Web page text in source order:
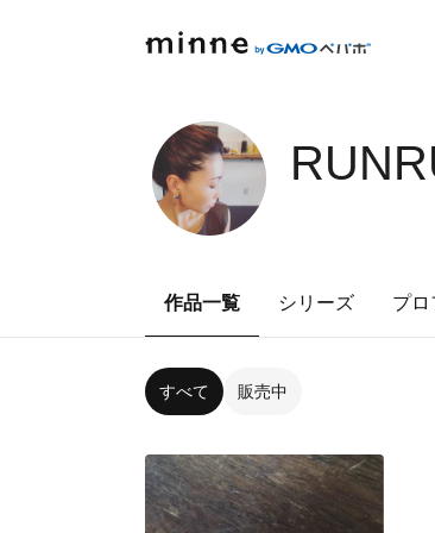
作品一覧 シリーズ プロ
すべて 販売中